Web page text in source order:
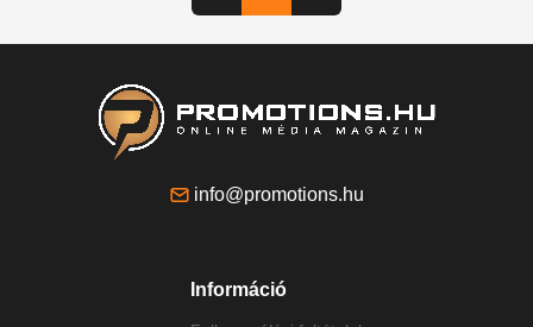
info@promotions.hu
Információ